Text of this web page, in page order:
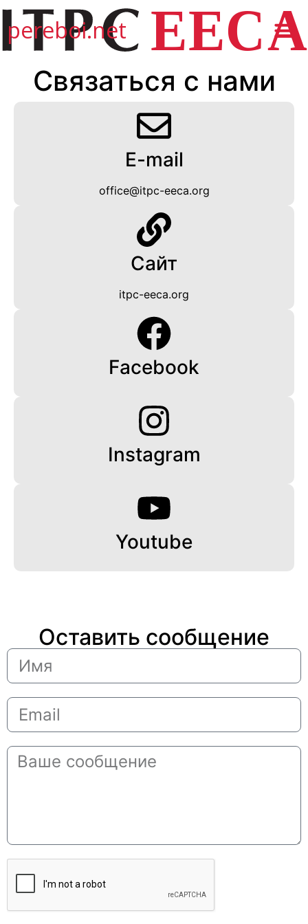
pereboi.net
Связаться с нами
E-mail
office@itpc-eeca.org
Сайт
itpc-eeca.org
Facebook
Instagram
Youtube
Оставить сообщение